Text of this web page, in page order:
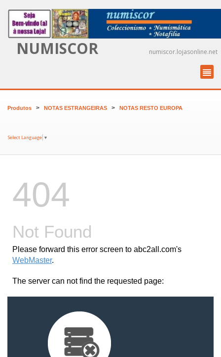
NUMISCOR numiscor.lojasonline.net
Produtos > NOTAS ESTRANGEIRAS > NOTAS RESTO EUROPA
Select Language ▼